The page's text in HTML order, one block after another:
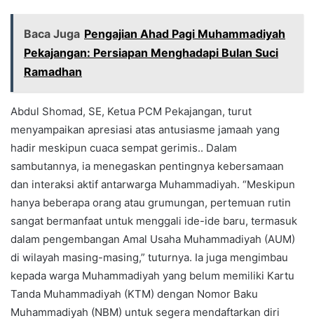
Baca Juga Pengajian Ahad Pagi Muhammadiyah
Pekajangan: Persiapan Menghadapi Bulan Suci
Ramadhan
Abdul Shomad, SE, Ketua PCM Pekajangan, turut
menyampaikan apresiasi atas antusiasme jamaah yang
hadir meskipun cuaca sempat gerimis.. Dalam
sambutannya, ia menegaskan pentingnya kebersamaan
dan interaksi aktif antarwarga Muhammadiyah. “Meskipun
hanya beberapa orang atau grumungan, pertemuan rutin
sangat bermanfaat untuk menggali ide-ide baru, termasuk
dalam pengembangan Amal Usaha Muhammadiyah (AUM)
di wilayah masing-masing,” tuturnya. Ia juga mengimbau
kepada warga Muhammadiyah yang belum memiliki Kartu
Tanda Muhammadiyah (KTM) dengan Nomor Baku
Muhammadiyah (NBM) untuk segera mendaftarkan diri